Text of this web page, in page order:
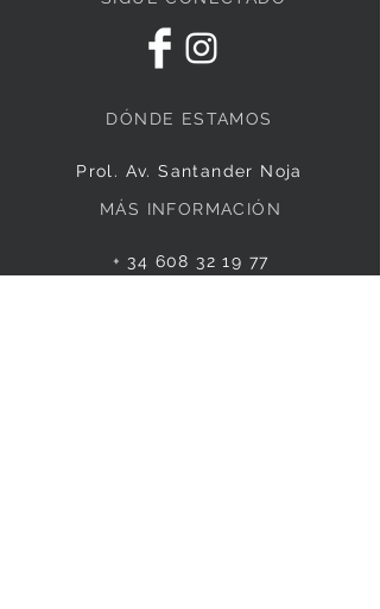
DÓNDE ESTAMOS
Prol. Av. Santander Noja
MÁS INFORMACIÓN
+ 34 608 32 19 77